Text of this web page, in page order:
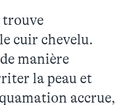
trouve
cuir chevelu.
manière
la peau et
accrue,